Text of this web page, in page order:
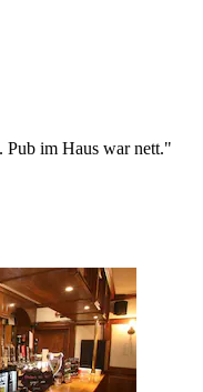
Pub im Haus war nett."